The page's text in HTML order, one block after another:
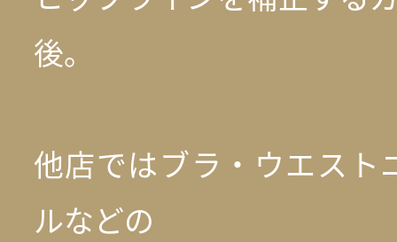
後。
他店ではブラ・ウエスト
ルなどの